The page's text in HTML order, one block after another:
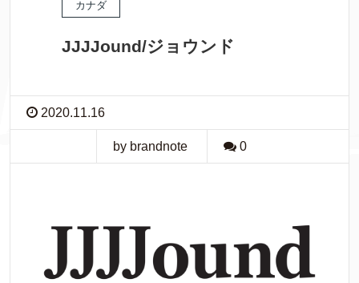
カナダ
JJJJound/ジョウンド
2020.11.16
by brandnote 0